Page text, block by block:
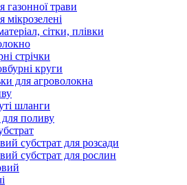
газонної трави
мікрозелені
сітки, плівки
стрічки
круги
для агроволокна
шланги
поливу
субстрат для розсади
субстрат для рослин